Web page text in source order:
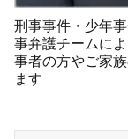
刑事事件・少年
事弁護チームに
事者の方やご家
ます